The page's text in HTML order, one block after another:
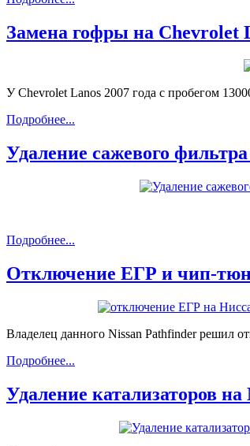
Замена гофры на Chevrolet
У Chevrolet Lanos 2007 года с пробегом
Подробнее...
Удаление сажевого
Подробнее...
Отключение ЕГР и чип-
Владелец данного Nissan Pathfinder решил
Подробнее...
Удаление катализаторов